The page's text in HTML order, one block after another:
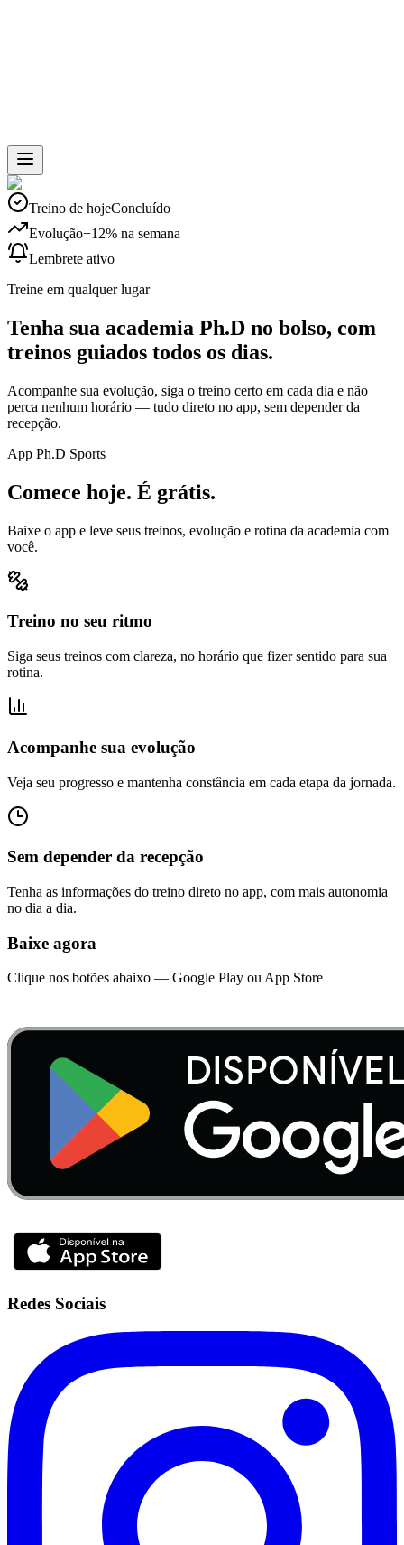
Skip to main content
Treino de hojeConcluído
Evolução+12% na semana
Lembrete ativo
Treine em qualquer lugar
Tenha sua academia Ph.D no bolso, com
treinos guiados todos os dias.
Acompanhe sua evolução, siga o treino certo em cada dia e não
perca nenhum horário — tudo direto no app, sem depender da
recepção.
App Ph.D Sports
Comece hoje. É grátis.
Baixe o app e leve seus treinos, evolução e rotina da academia com
você.
Treino no seu ritmo
Siga seus treinos com clareza, no horário que fizer sentido para sua
rotina.
Acompanhe sua evolução
Veja seu progresso e mantenha constância em cada etapa da jornada.
Sem depender da recepção
Tenha as informações do treino direto no app, com mais autonomia
no dia a dia.
Baixe agora
Clique nos botões abaixo — Google Play ou App Store
Redes Sociais